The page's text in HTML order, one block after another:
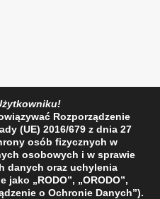
Rozporządzenie
(UE) 2016/679 z dnia 27
osób fizycznych w
osobowych i w sprawie
danych oraz uchylenia
„RODO”, „ORODO”,
o Ochronie Danych”).